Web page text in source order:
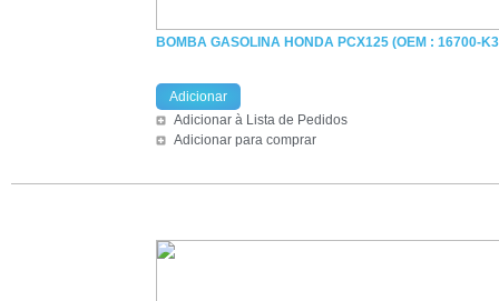
BOMBA GASOLINA HONDA PCX125 (OEM : 16700-
Adicionar
Adicionar à Lista de Pedidos
Adicionar para comprar